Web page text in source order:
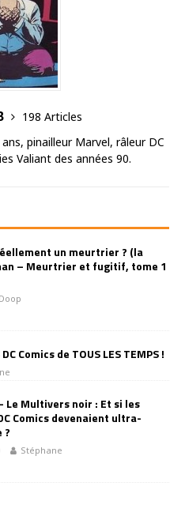
198 Articles
pinailleur Marvel, râleur DC
Valiant des années 90.
un meurtrier ? (la
– Meurtrier et fugitif, tome 1
Doop
Comics de TOUS LES TEMPS !
Le Multivers noir : Et si les
Comics devenaient ultra-
?
Stéphane